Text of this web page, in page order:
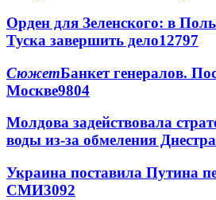
Орден для Зеленского: в
Туска завершить дело12797
СюжетБанкет генералов.
Москве9804
Молдова задействовала
воды из-за обмеления Днестра
Украина поставила Путина
СМИ3092